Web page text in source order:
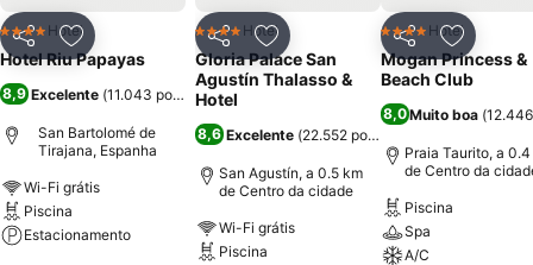
infantil. O restaurante do Hotel Riu Papayas serve um buffet de café
da manhã (pequeno almoço) diariamente e pratos da cozinha
nacional, internacional e buffet temático.
PartilharAdicionar aos favoritos
4 EstrelasHotel
Hotel Riu Papayas
8,9 Excelente (11.043 pontuações)
San Bartolomé de
Tirajana, Espanha
Wi-Fi grátis
Piscina
Estacionamento
PartilharAdicionar aos favoritos
4 EstrelasHotel
Gloria Palace San
Agustín Thalasso &
Hotel
8,6 Excelente (22.552 pontuações
San Agustín, a 0.5 km
de Centro da cidade
Wi-Fi grátis
Piscina
Partilhar
4 EstrelasHotel
Mogan Princess &
Beach Club
8,0Muito boa (
Praia Taurito, a
de Centro da
Piscina
Spa
A/C